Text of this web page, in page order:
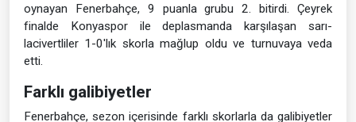
oynayan Fenerbahçe, 9 puanla grubu 2. bitirdi. Çeyrek
finalde Konyaspor ile deplasmanda karşılaşan sarı-
lacivertliler 1-0'lık skorla mağlup oldu ve turnuvaya veda
etti.
Farklı galibiyetler
Fenerbahçe, sezon içerisinde farklı skorlarla da galibiyetler